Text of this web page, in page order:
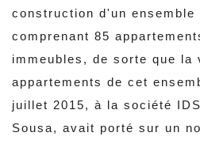
construction d'un ensemble
comprenant 85
immeubles, de sorte que la
appartements de cet
juillet 2015, à la société
Sousa, avait porté sur un